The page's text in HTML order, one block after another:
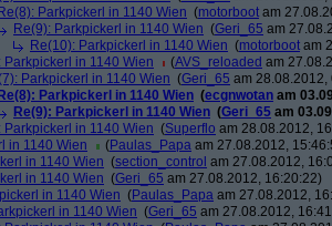
Re(8): Parkpickerl in 1140 Wien (motorboot am
Re(9): Parkpickerl in 1140 Wien (Geri_65 am
Re(10): Parkpickerl in 1140 Wien (motorboot am
Parkpickerl in 1140 Wien
(AVS_reloaded am
Parkpickerl in 1140 Wien (Geri_65 am 28.08.2012,
Re(8): Parkpickerl in 1140 Wien (ecgnwotan am
Re(9): Parkpickerl in 1140 Wien (Geri_65 am
Parkpickerl in 1140 Wien (Superflo am 28.08.2012,
in 1140 Wien
(Paulas_Papa am 27.08.2012,
in 1140 Wien (section_control am 27.08.2012,
in 1140 Wien (Geri_65 am 27.08.2012, 16:20:22)
in 1140 Wien (Paulas_Papa am 27.08.2012,
in 1140 Wien (Geri_65 am 27.08.2012,